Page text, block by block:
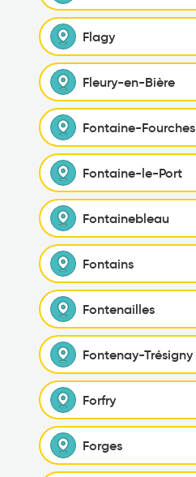
Flagy
Fleury-en-Bière
Fontaine-Fourches
Fontaine-le-Port
Fontainebleau
Fontains
Fontenailles
Fontenay-Trésigny
Forfry
Forges